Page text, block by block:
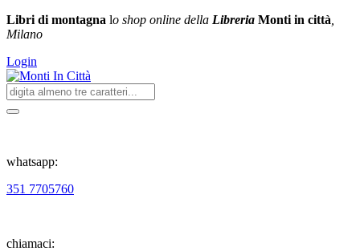
Libri di montagna lo shop online della Libreria Monti in città
Milano
Login
whatsapp:
351 7705760
chiamaci: